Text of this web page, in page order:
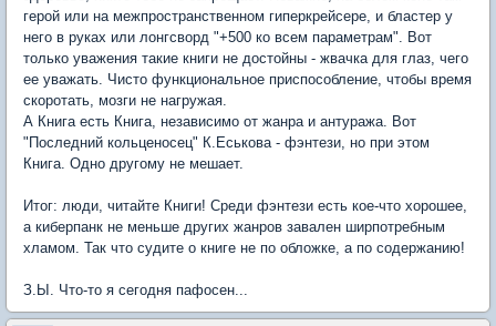
герой или на межпространственном гиперкрейсере, и бластер у
него в руках или лонгсворд "+500 ко всем параметрам". Вот
только уважения такие книги не достойны - жвачка для глаз, чего
ее уважать. Чисто функциональное приспособление, чтобы время
скоротать, мозги не нагружая.
А Книга есть Книга, независимо от жанра и антуража. Вот
"Последний кольценосец" К.Еськова - фэнтези, но при этом
Книга. Одно другому не мешает.
Итог: люди, читайте Книги! Среди фэнтези есть кое-что хорошее,
а киберпанк не меньше других жанров завален ширпотребным
хламом. Так что судите о книге не по обложке, а по содержанию!
З.Ы. Что-то я сегодня пафосен...